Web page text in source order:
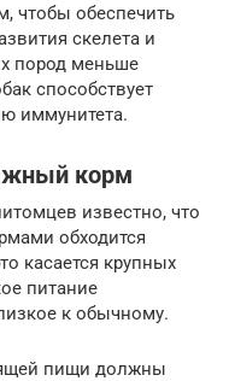
чтобы обеспечить
скелета и
пород меньше
способствует
иммунитета.
корм
известно, что
обходится
касается крупных
питание
к обычному.
пищи должны